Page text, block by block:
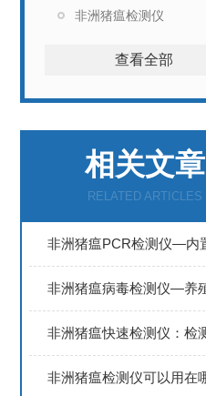
非洲猪瘟检测仪
查看全部
相关文章
RELATED ARTICLES